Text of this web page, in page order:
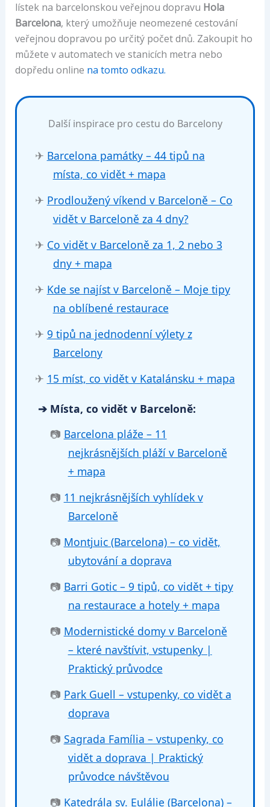
lístek na barcelonskou veřejnou dopravu Hola
Barcelona, který umožňuje neomezené cestování
veřejnou dopravou po určitý počet dnů. Zakoupit ho
můžete v automatech ve stanicích metra nebo
dopředu online na tomto odkazu.
Další inspirace pro cestu do Barcelony
✈ Barcelona památky – 44 tipů na
místa, co vidět + mapa
✈ Prodloužený víkend v Barceloně – Co
vidět v Barceloně za 4 dny?
✈ Co vidět v Barceloně za 1, 2 nebo 3
dny + mapa
✈ Kde se najíst v Barceloně – Moje tipy
na oblíbené restaurace
✈ 9 tipů na jednodenní výlety z
Barcelony
✈ 15 míst, co vidět v Katalánsku + mapa
➔ Místa, co vidět v Barceloně:
📷 Barcelona pláže – 11
nejkrásnějších pláží v Barceloně
+ mapa
📷 11 nejkrásnějších vyhlídek v
Barceloně
📷 Montjuic (Barcelona) – co vidět,
ubytování a doprava
📷 Barri Gotic – 9 tipů, co vidět + tipy
na restaurace a hotely + mapa
📷 Modernistické domy v Barceloně
– které navštívit, vstupenky |
Praktický průvodce
📷 Park Guell – vstupenky, co vidět a
doprava
📷 Sagrada Família – vstupenky, co
vidět a doprava | Praktický
průvodce návštěvou
📷 Katedrála sv. Eulálie (Barcelona) –